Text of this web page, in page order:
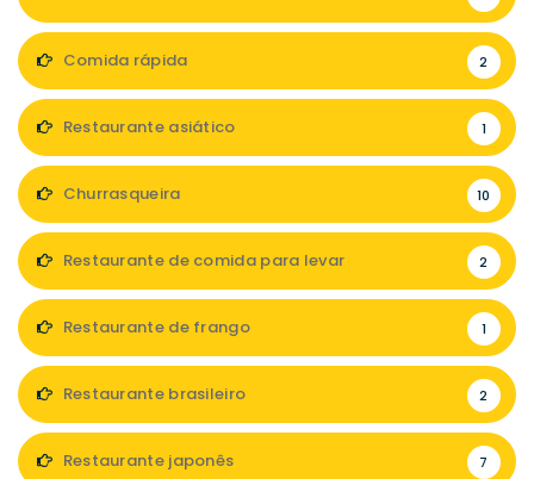
Comida rápida 2
Restaurante asiático 1
Churrasqueira 10
Restaurante de comida para levar 2
Restaurante de frango 1
Restaurante brasileiro 2
Restaurante japonês 7